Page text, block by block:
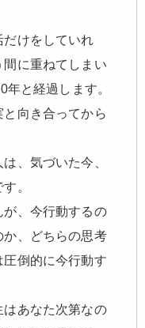
けをしていれ
に重ねてしまい
年と経過します。
向き合ってから
、気づいた今、
。
、今行動するの
、どちらの思考
倒的に今行動す
はあなた次第なの